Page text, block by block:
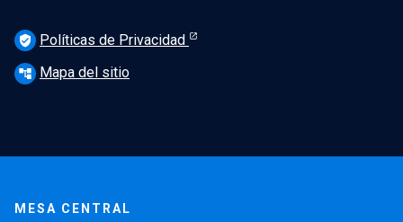
verified_user Políticas de Privacidad
account_tree Mapa del sitio
MESA CENTRAL